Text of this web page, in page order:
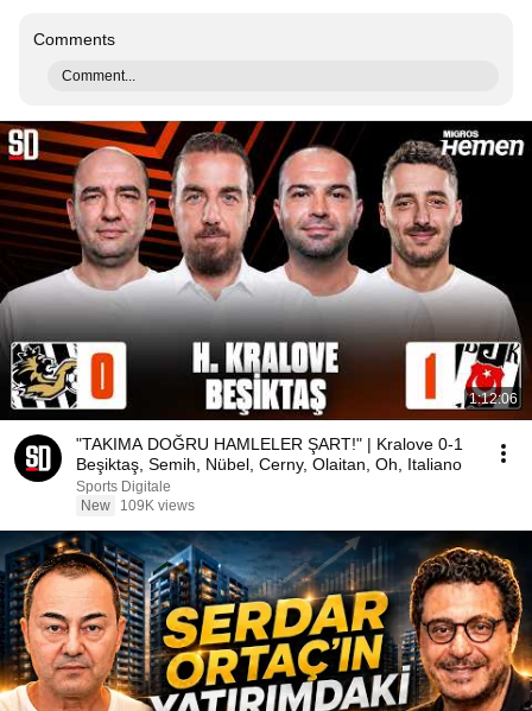
Comments
Comment...
1:12:06
"TAKIMA DOĞRU HAMLELER ŞART!" | Kralove 0-1
Beşiktaş, Semih, Nübel, Cerny, Olaitan, Oh, Italiano
Sports Digitale
New
109K views